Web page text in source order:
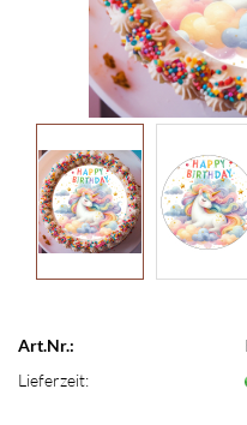
Art.Nr.:
Lieferzeit: